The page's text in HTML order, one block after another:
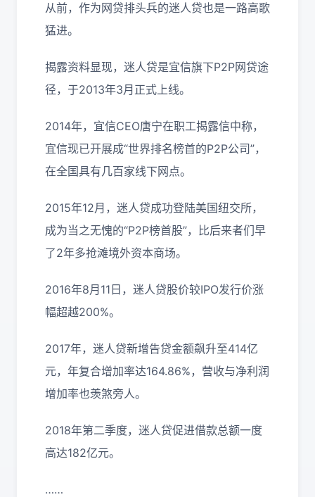
从前，作为网贷排头兵的迷人贷也是一路高歌
猛进。
揭露资料显现，迷人贷是宜信旗下P2P网贷途
径，于2013年3月正式上线。
2014年，宜信CEO唐宁在职工揭露信中称，
宜信现已开展成“世界排名榜首的P2P公司”，
在全国具有几百家线下网点。
2015年12月，迷人贷成功登陆美国纽交所，
成为当之无愧的“P2P榜首股”，比后来者们早
了2年多抢滩境外资本商场。
2016年8月11日，迷人贷股价较IPO发行价涨
幅超越200%。
2017年，迷人贷新增告贷金额飙升至414亿
元，年复合增加率达164.86%，营收与净利润
增加率也羡煞旁人。
2018年第二季度，迷人贷促进借款总额一度
高达182亿元。
……